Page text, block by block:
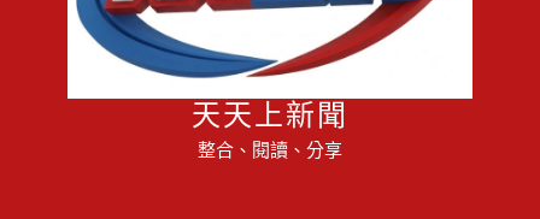
天天上新聞
整合、閱讀、分享